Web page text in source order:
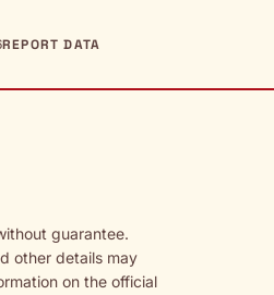
REPORT DATA
guarantee.
other details may
on the official